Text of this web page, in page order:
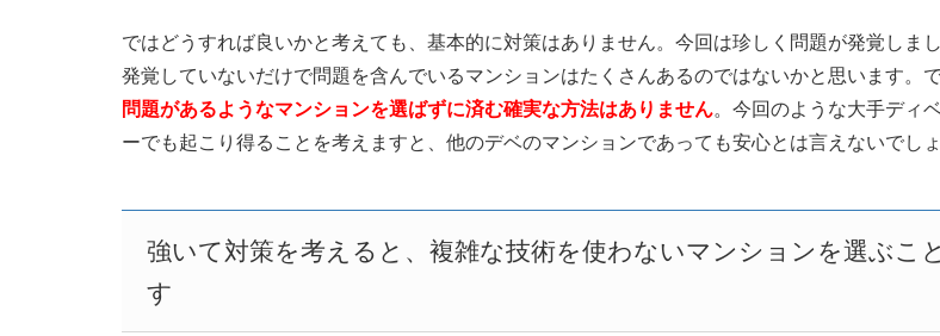
ではどうすれば良いかと考えても、基本的に対策はありません。今回は珍しく問題が発覚しまし
発覚していないだけで問題を含んでいるマンションはたくさんあるのではないかと思います。で
問題があるようなマンションを選ばずに済む確実な方法はありません。今回のような大手ディ
ーでも起こり得ることを考えますと、他のデベのマンションであっても安心とは言えないでしょ
強いて対策を考えると、複雑な技術を使わないマンションを選ぶこ
す